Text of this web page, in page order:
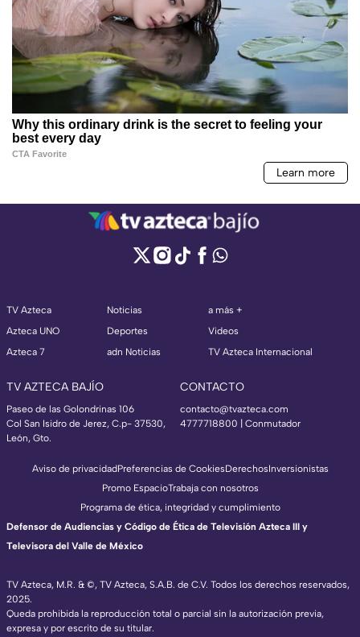
TV Azteca
Azteca UNO
Azteca 7
Noticias
Deportes
adn Noticias
a más +
Videos
TV Azteca Internacional
TV AZTECA BAJÍO
Paseo de las Golondrinas 106
Col San Isidro de Jerez, C.p- 37530,
León, Gto.
CONTACTO
contacto@tvazteca.com
4777718800 | Conmutador
TV Azteca, M.R. & ©, TV Azteca, S.A.B. de C.V. Todos los derechos reservados,
2025.
Queda prohibida la reproducción total o parcial sin la autorización previa,
expresa y por escrito de su titular.
Aviso de privacidadPreferencias de CookiesDerechosInversionistas
Promo EspacioTrabaja con nosotros
Programa de ética, integridad y cumplimiento
Defensor de Audiencias y Código de Ética de Televisión Azteca III y
Televisora del Valle de México